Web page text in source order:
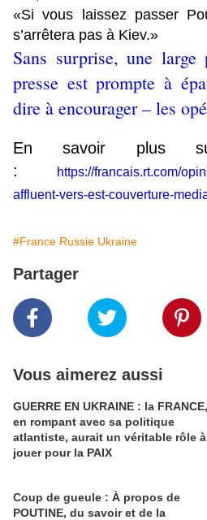
«Si vous laissez passer
s’arrêtera pas à Kiev.»
Sans surprise, une
presse est prompte à
dire à encourager – les
En savoir plus
:
https://francais.rt.com/
affluent-vers-est-couverture-
#France Russie Ukraine
Partager
Vous aimerez aussi
GUERRE EN UKRAINE : la FRANCE,
en rompant avec sa politique
atlantiste, aurait un véritable rôle à
jouer pour la PAIX
Coup de gueule : À propos de
POUTINE, du savoir et de la